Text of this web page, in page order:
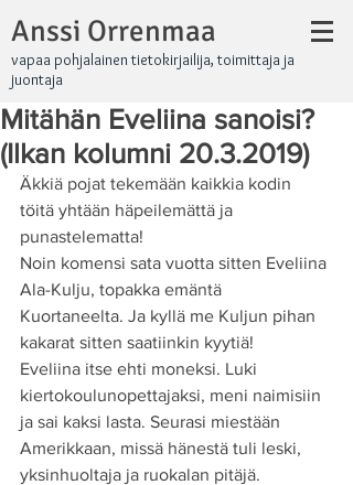
Anssi Orrenmaa
vapaa pohjalainen tietokirjailija, toimittaja ja
juontaja
Mitähän Eveliina sanoisi?
(Ilkan kolumni 20.3.2019)
Äkkiä pojat tekemään kaikkia kodin
töitä yhtään häpeilemättä ja
punastelematta!
Noin komensi sata vuotta sitten Eveliina
Ala-Kulju, topakka emäntä
Kuortaneelta. Ja kyllä me Kuljun pihan
kakarat sitten saatiinkin kyytiä!
Eveliina itse ehti moneksi. Luki
kiertokoulunopettajaksi, meni naimisiin
ja sai kaksi lasta. Seurasi miestään
Amerikkaan, missä hänestä tuli leski,
yksinhuoltaja ja ruokalan pitäjä.